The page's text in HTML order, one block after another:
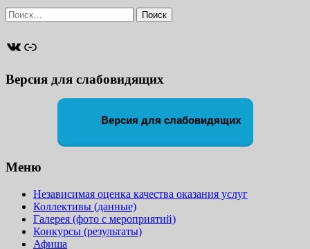
Найти:
ВКонтакте
Ссылка
Версия для слабовидящих
Версия для слабовидящих
Меню
Независимая оценка качества оказания услуг
Коллективы (данные)
Галерея (фото с мероприятий)
Конкурсы (результаты)
Афиша